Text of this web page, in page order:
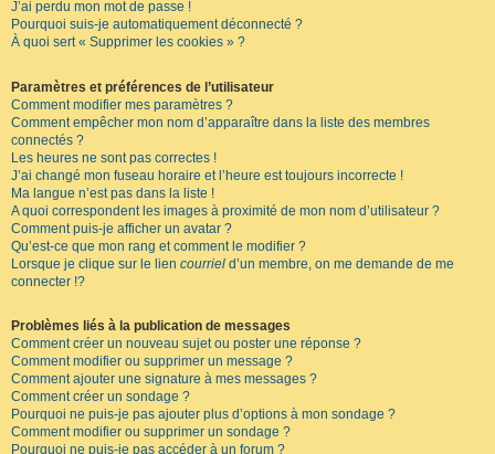
J’ai perdu mon mot de passe !
Pourquoi suis-je automatiquement déconnecté ?
À quoi sert « Supprimer les cookies » ?
Paramètres et préférences de l’utilisateur
Comment modifier mes paramètres ?
Comment empêcher mon nom d’apparaître dans la liste des membres
connectés ?
Les heures ne sont pas correctes !
J’ai changé mon fuseau horaire et l’heure est toujours incorrecte !
Ma langue n’est pas dans la liste !
A quoi correspondent les images à proximité de mon nom d’utilisateur ?
Comment puis-je afficher un avatar ?
Qu’est-ce que mon rang et comment le modifier ?
Lorsque je clique sur le lien courriel d’un membre, on me demande de me
connecter !?
Problèmes liés à la publication de messages
Comment créer un nouveau sujet ou poster une réponse ?
Comment modifier ou supprimer un message ?
Comment ajouter une signature à mes messages ?
Comment créer un sondage ?
Pourquoi ne puis-je pas ajouter plus d’options à mon sondage ?
Comment modifier ou supprimer un sondage ?
Pourquoi ne puis-je pas accéder à un forum ?